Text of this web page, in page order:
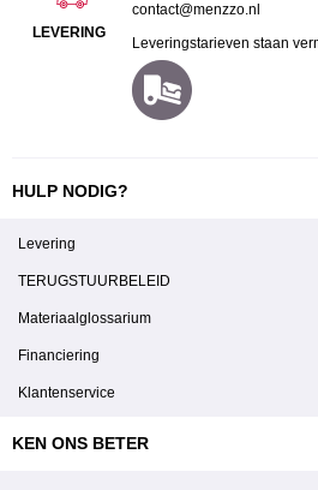
LEVERING
contact@menzzo.nl
Leveringstarieven staan
HULP NODIG?
Levering
TERUGSTUURBELEID
Materiaalglossarium
Financiering
Klantenservice
KEN ONS BETER